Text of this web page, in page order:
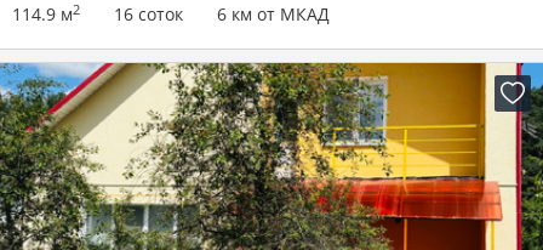
114.9 м2 16 соток 6 км от МКАД